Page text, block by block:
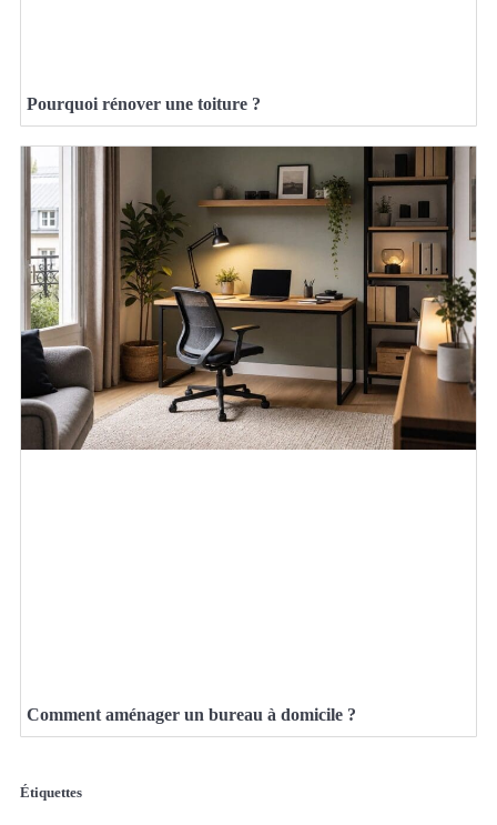
Pourquoi rénover une toiture ?
Comment aménager un bureau à domicile ?
Étiquettes